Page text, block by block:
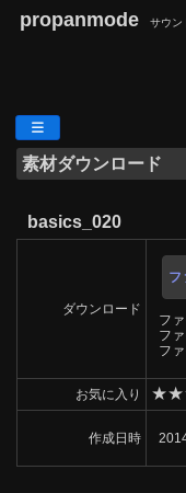
propanmode サウン
素材ダウンロード
basics_020
ダウンロード
フ
フ
フ
フ
お気に入り ★★
作成日時